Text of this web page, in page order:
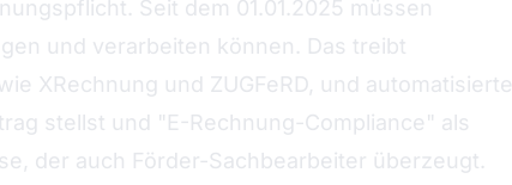
Seit dem 01.01.2025 müssen
und verarbeiten können. Das treibt
XRechnung und ZUGFeRD, und automatisierte
stellst und "E-Rechnung-Compliance" als
der auch Förder-Sachbearbeiter überzeugt.